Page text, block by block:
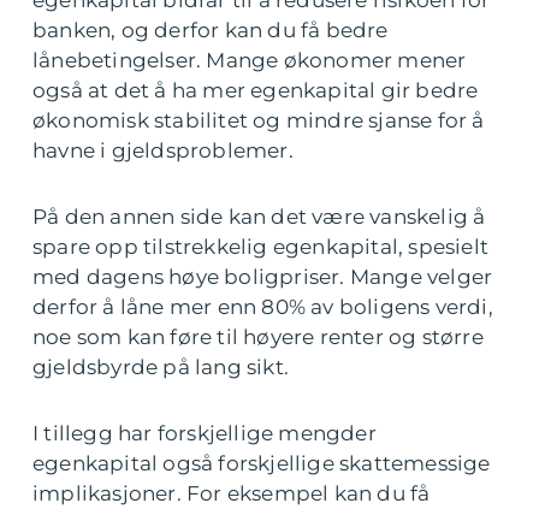
banken, og derfor kan du få bedre
lånebetingelser. Mange økonomer mener
også at det å ha mer egenkapital gir bedre
økonomisk stabilitet og mindre sjanse for å
havne i gjeldsproblemer.
På den annen side kan det være vanskelig å
spare opp tilstrekkelig egenkapital, spesielt
med dagens høye boligpriser. Mange velger
derfor å låne mer enn 80% av boligens verdi,
noe som kan føre til høyere renter og større
gjeldsbyrde på lang sikt.
I tillegg har forskjellige mengder
egenkapital også forskjellige skattemessige
implikasjoner. For eksempel kan du få